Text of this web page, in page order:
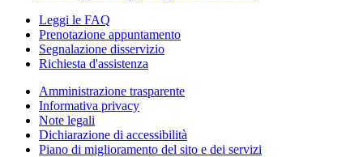
Leggi le FAQ
Prenotazione appuntamento
Segnalazione disservizio
Richiesta d'assistenza
Amministrazione trasparente
Informativa privacy
Note legali
Dichiarazione di accessibilità
Piano di miglioramento del sito e dei servizi